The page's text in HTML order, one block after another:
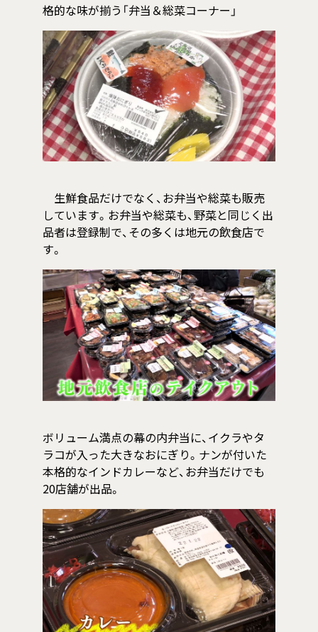
格的な味が揃う「弁当＆総菜コーナー」
生鮮食品だけでなく、お弁当や総菜も販売
しています。お弁当や総菜も、野菜と同じく出
品者は登録制で、その多くは地元の飲食店で
す。
ボリューム満点の幕の内弁当に、イクラやタ
ラコが入った大きなおにぎり。ナンが付いた
本格的なインドカレーなど、お弁当だけでも
20店舗が出品。